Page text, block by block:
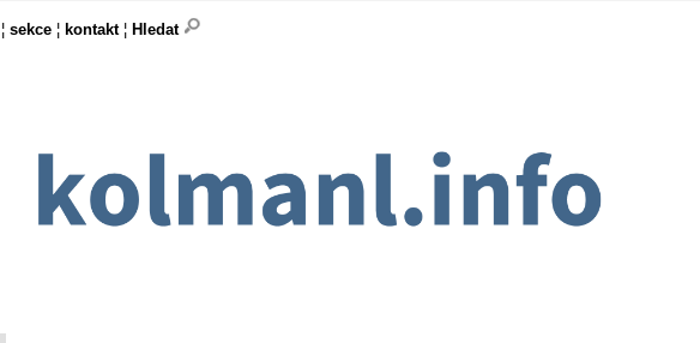
¦ sekce ¦ kontakt¦ Hledat